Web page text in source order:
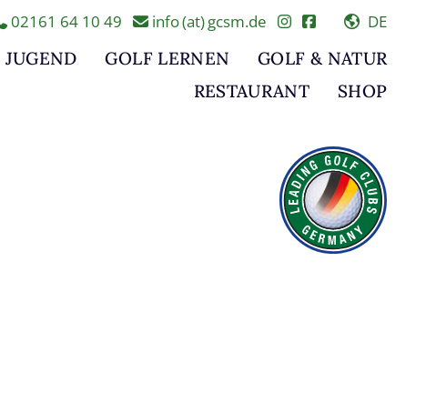
02161 64 10 49 info (at) gcsm.de DE
JUGEND GOLF LERNEN
GOLF & NATUR
RESTAURANT
SHOP